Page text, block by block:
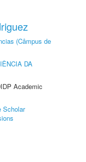
(Câmpus de
DA
Academic
Scholar